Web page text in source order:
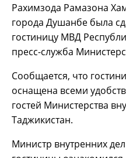
Рахимзода Рамазона
города Душанбе была
гостиницу МВД
пресс-служба
Сообщается, что
оснащена всеми
гостей Министерства
Таджикистан.
Министр внутренних